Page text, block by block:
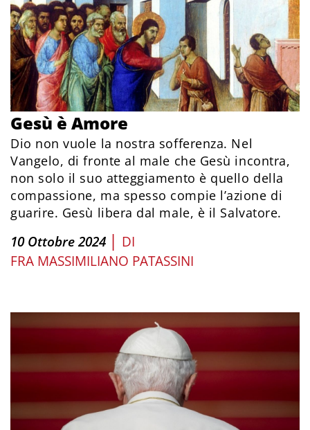
Gesù è Amore
Dio non vuole la nostra sofferenza. Nel
Vangelo, di fronte al male che Gesù incontra,
non solo il suo atteggiamento è quello della
compassione, ma spesso compie l’azione di
guarire. Gesù libera dal male, è il Salvatore.
10 Ottobre 2024 | DI
FRA MASSIMILIANO PATASSINI